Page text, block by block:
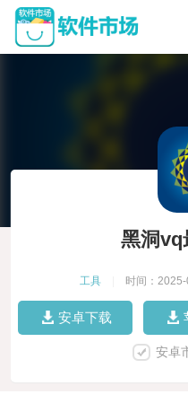
黑洞vq
工具 时间：
安卓下载
安卓